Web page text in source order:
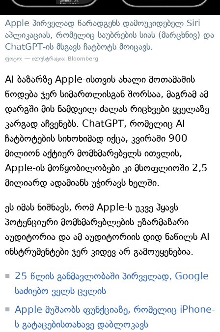
Apple პირველად წარადგენს დამოუკიდებელ Siri
აპლიკაციას, რომელიც საუბრების სიას (მარცხნივ) და
ChatGPT-ის მსგავს ჩატბოტს მოიცავს.
ფოტო: — ილუსტრაცია: Bloomberg
AI ბაზარზე Apple-ისთვის ახალი მოთამაშის
წოდება ჯერ სიმართლისგან შორსაა, მაგრამ ამ
დარგში მის ნამდვილ ძალას რიცხვები ყველაზე
კარგად აჩვენებს. ChatGPT, რომელიც AI
ჩატბოტების სინონიმად იქცა, კვირაში 900
მილიონ აქტიურ მომხმარებელს ითვლის,
Apple-ის მოწყობილობები კი მსოფლიოში 2,5
მილიარდ ადამიანს უჭირავს ხელში.
ეს იმას ნიშნავს, რომ Apple-ს უკვე ჰყავს
პოტენციური მომხმარებლების უზარმაზარი
აუდიტორია და ამ აუდიტორიის დიდ ნაწილს AI
ინსტრუმენტები ჯერ კიდევ არ გამოუყენებია.
25 წლის განმავლობაში პირველად, Google
საძიებო ველს ცვლის
Apple მუშაობს ფუნქციაზე, რომელიც iPhone-
ს გატაცებისთანავე დაბლოკავს